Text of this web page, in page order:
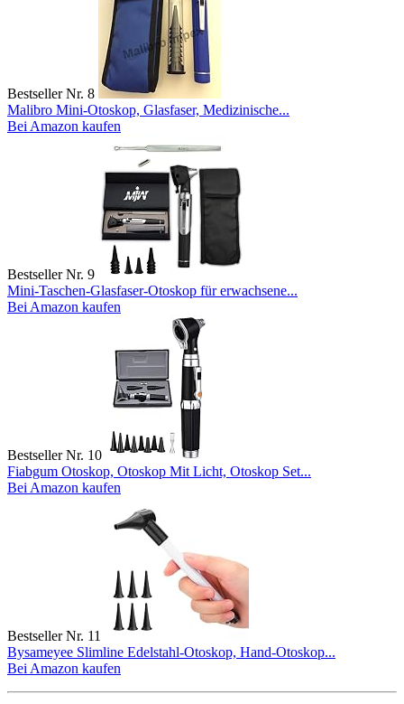
Bestseller Nr. 8
Malibro Mini-Otoskop, Glasfaser, Medizinische...
Bei Amazon kaufen
Bestseller Nr. 9
Mini-Taschen-Glasfaser-Otoskop für erwachsene...
Bei Amazon kaufen
Bestseller Nr. 10
Fiabgum Otoskop, Otoskop Mit Licht, Otoskop Set...
Bei Amazon kaufen
Bestseller Nr. 11
Bysameyee Slimline Edelstahl-Otoskop, Hand-Otoskop...
Bei Amazon kaufen